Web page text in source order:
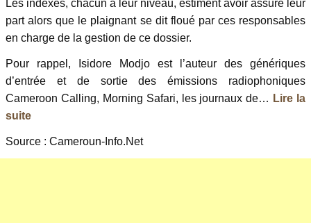
Les indexés, chacun à leur niveau, estiment avoir assuré leur
part alors que le plaignant se dit floué par ces responsables
en charge de la gestion de ce dossier.
Pour rappel, Isidore Modjo est l’auteur des génériques
d’entrée et de sortie des émissions radiophoniques
Cameroon Calling, Morning Safari, les journaux de… Lire la
suite
Source : Cameroun-Info.Net